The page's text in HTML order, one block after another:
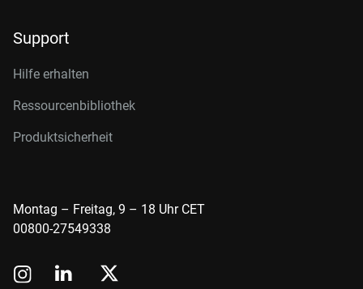
Support
Hilfe erhalten
Ressourcenbibliothek
Produktsicherheit
Montag – Freitag, 9 – 18 Uhr CET
00800-27549338